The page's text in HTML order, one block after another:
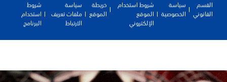
القسم
القانوني
سياسة
الخصوصية
شروط استخدام
الموقع
الإلكتروني
خريطة
الموقع
سياسة
ملفات تعريف
الارتباط
شروط
استخدام
البرنامج